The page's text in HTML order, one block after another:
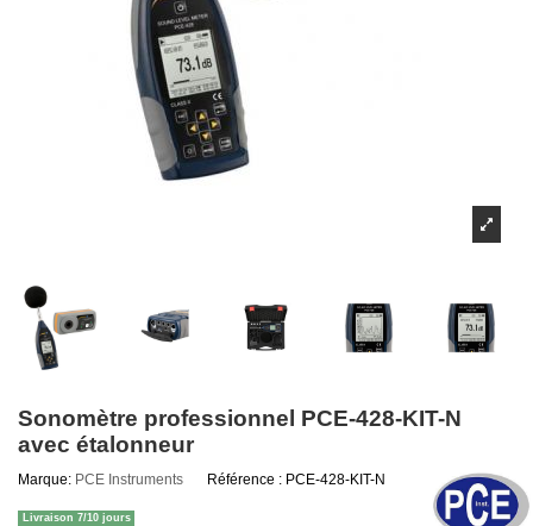
Sonomètre professionnel PCE-428-KIT-N
avec étalonneur
Marque: PCE Instruments Référence : PCE-428-KIT-N
Livraison 7/10 jours